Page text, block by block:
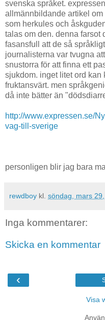
svenska språket.
allmännbildande artikel
som herkules och
talas om den. denna farsot
fasansfull att de så
journalisterna var tvugna
snustorra för att finna ett
sjukdom. inget litet ord kan
fruktansvärt. men
då inte bätter än
http://www.expressen.se/
vag-till-sverige
personligen blir jag bara
rewdboy kl. söndag, mars
Inga kommentarer:
Skicka en kommentar
‹
Visa